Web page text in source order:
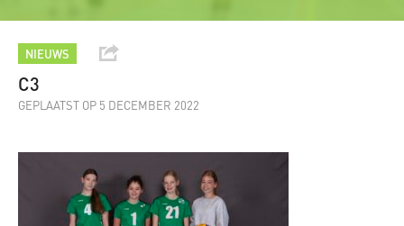
NIEUWS
C3
GEPLAATST OP 5 DECEMBER 2022